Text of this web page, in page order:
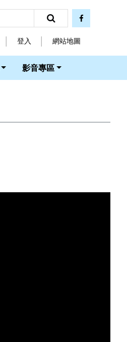
搜尋 facebook
登入 網站地圖
影音專區